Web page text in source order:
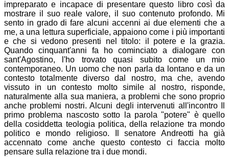
impreparato e incapace di presentare questo libro così da
mostrare il suo reale valore, il suo contenuto profondo. Mi
sento in grado di fare alcuni accenni ai due elementi che a
me, a una lettura superficiale, appaiono come i più importanti
e che si vedono presenti nel titolo: il potere e la grazia.
Quando cinquant'anni fa ho cominciato a dialogare con
sant'Agostino, l'ho trovato quasi subito come un mio
contemporaneo. Un uomo che non parla da lontano e da un
contesto totalmente diverso dal nostro, ma che, avendo
vissuto in un contesto molto simile al nostro, risponde,
naturalmente alla sua maniera, a problemi che sono proprio
anche problemi nostri. Alcuni degli intervenuti all'incontro Il
primo problema nascosto sotto la parola "potere" è quello
della cosiddetta teologia politica, della relazione tra mondo
politico e mondo religioso. Il senatore Andreotti ha già
accennato come anche questo contesto ci faccia molto
pensare sulla relazione tra i due mondi.